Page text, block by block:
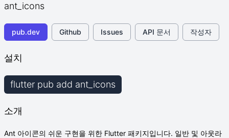
ant_icons
pub.dev Github Issues API 문서 작성자
설치
flutter pub add ant_icons
소개
Ant 아이콘의 쉬운 구현을 위한 Flutter 패키지입니다. 일반 및 아웃라